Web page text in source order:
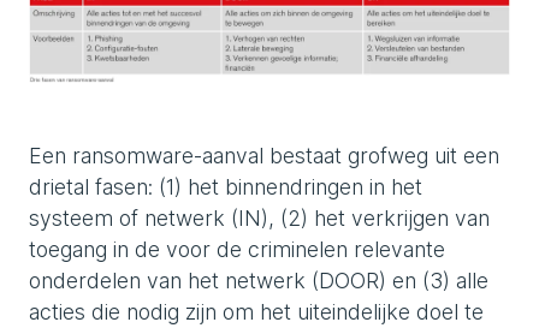
Een ransomware-aanval bestaat grofweg uit een
drietal fasen: (1) het binnendringen in het
systeem of netwerk (IN), (2) het verkrijgen van
toegang in de voor de criminelen relevante
onderdelen van het netwerk (DOOR) en (3) alle
acties die nodig zijn om het uiteindelijke doel te